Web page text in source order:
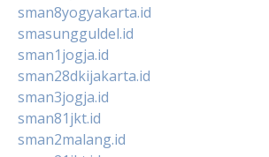
sman8yogyakarta.id
smasungguldel.id
sman1jogja.id
sman28dkijakarta.id
sman3jogja.id
sman81jkt.id
sman2malang.id